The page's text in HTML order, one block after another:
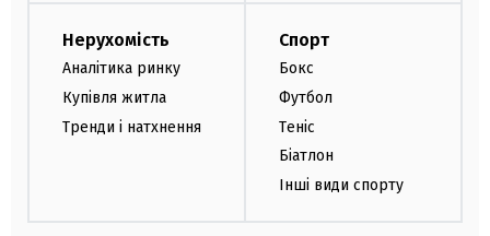
Нерухомість
Аналітика ринку
Купівля житла
Тренди і натхнення
Спорт
Бокс
Футбол
Теніс
Біатлон
Інші види спорту